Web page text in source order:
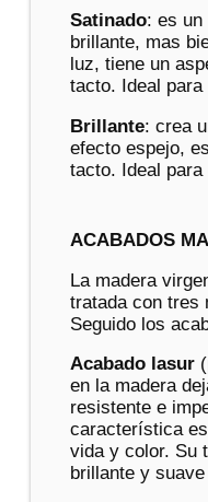
Satinado: es un
brillante, mas
luz, tiene un
tacto. Ideal para
Brillante: crea
efecto espejo,
tacto. Ideal
ACABADOS
La madera
tratada con tres
Seguido los
Acabado lasur
en la madera
resistente e
característica
vida y color. Su
brillante y